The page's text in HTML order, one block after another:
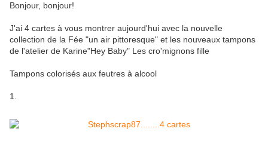
Bonjour, bonjour!
J'ai 4 cartes à vous montrer aujourd'hui avec la nouvelle
collection de la Fée "un air pittoresque" et les nouveaux tampons
de l'atelier de Karine"Hey Baby" Les cro'mignons fille
Tampons colorisés aux feutres à alcool
1.